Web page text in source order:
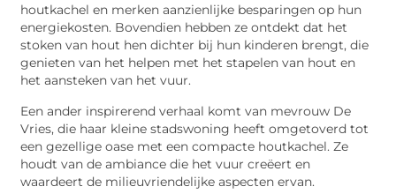
houtkachel en merken aanzienlijke besparingen op hun
energiekosten. Bovendien hebben ze ontdekt dat het
stoken van hout hen dichter bij hun kinderen brengt, die
genieten van het helpen met het stapelen van hout en
het aansteken van het vuur.
Een ander inspirerend verhaal komt van mevrouw De
Vries, die haar kleine stadswoning heeft omgetoverd tot
een gezellige oase met een compacte houtkachel. Ze
houdt van de ambiance die het vuur creëert en
waardeert de milieuvriendelijke aspecten ervan.